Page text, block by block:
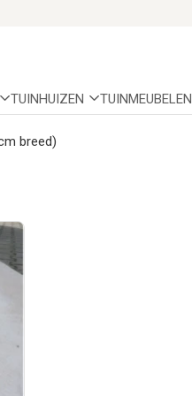
TUINHUIZEN TUINMEUBELEN
breed)